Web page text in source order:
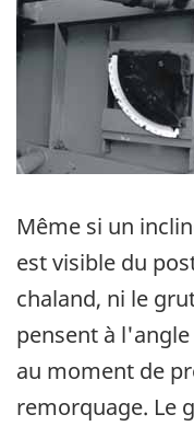
Image
Même si un
est visible du
chaland, ni le
pensent à
au moment de
remorquage. Le